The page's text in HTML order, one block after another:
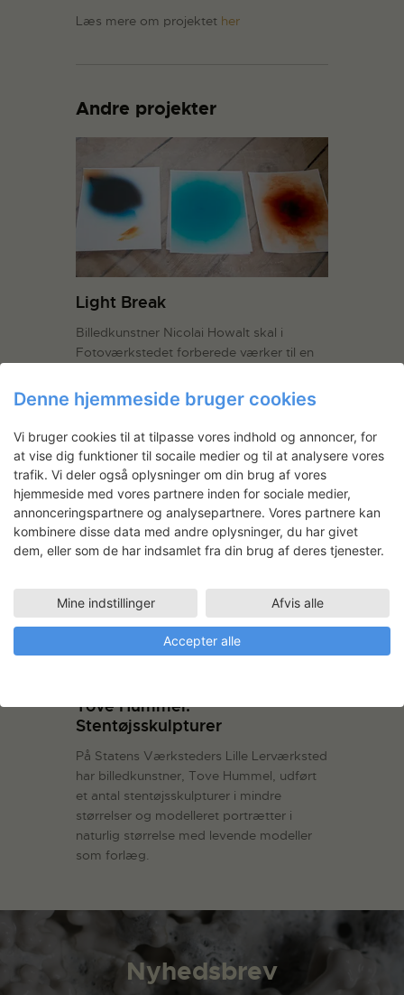
Læs mere om projektet her
Andre projekter
Light Break
Billedkunstner Nicolai Howalt skal i
Fotoværkstedet forberede værker til en
udgangspunkt i Niels Finsens
lysterapeutiske eksperimenter. Jan. 2014
Light Break er en undersøgelse af lysets
symbolske og helbredende betydning,
som Nicolai Howalt har arbejdet på
igennem de senere år. Projektet…Læs
mere
Tove Hummel:
Stentøjsskulpturer
På Statens Værksteders Lille Lerværksted
har billedkunstner, Tove Hummel, udført
et antal stentøjsskulpturer i mindre
størrelser og modelleret portrætter i
naturlig størrelse med levende modeller
som forlæg.
Nyhedsbrev
Denne hjemmeside bruger cookies
Vi bruger cookies til at tilpasse vores indhold og annoncer, for
at vise dig funktioner til socaile medier og til at analysere vores
trafik. Vi deler også oplysninger om din brug af vores
hjemmeside med vores partnere inden for sociale medier,
annonceringspartnere og analysepartnere. Vores partnere kan
kombinere disse data med andre oplysninger, du har givet
dem, eller som de har indsamlet fra din brug af deres tjenester.
Mine indstillinger Afvis alle
Accepter alle